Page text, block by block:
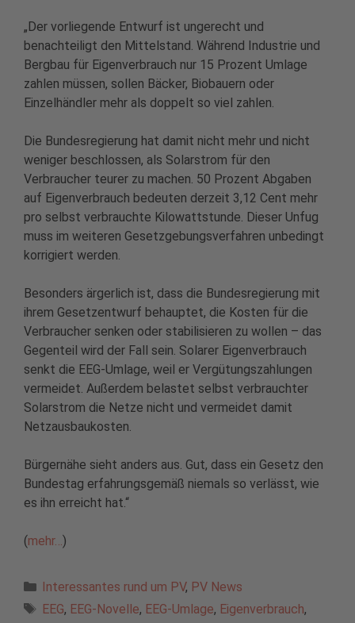
„Der vorliegende Entwurf ist ungerecht und
benachteiligt den Mittelstand. Während Industrie und
Bergbau für Eigenverbrauch nur 15 Prozent Umlage
zahlen müssen, sollen Bäcker, Biobauern oder
Einzelhändler mehr als doppelt so viel zahlen.
Die Bundesregierung hat damit nicht mehr und nicht
weniger beschlossen, als Solarstrom für den
Verbraucher teurer zu machen. 50 Prozent Abgaben
auf Eigenverbrauch bedeuten derzeit 3,12 Cent mehr
pro selbst verbrauchte Kilowattstunde. Dieser Unfug
muss im weiteren Gesetzgebungsverfahren unbedingt
korrigiert werden.
Besonders ärgerlich ist, dass die Bundesregierung mit
ihrem Gesetzentwurf behauptet, die Kosten für die
Verbraucher senken oder stabilisieren zu wollen – das
Gegenteil wird der Fall sein. Solarer Eigenverbrauch
senkt die EEG-Umlage, weil er Vergütungszahlungen
vermeidet. Außerdem belastet selbst verbrauchter
Solarstrom die Netze nicht und vermeidet damit
Netzausbaukosten.
Bürgernähe sieht anders aus. Gut, dass ein Gesetz den
Bundestag erfahrungsgemäß niemals so verlässt, wie
es ihn erreicht hat.“
(mehr…)
Kategorien
Interessantes rund um PV, PV News
Schlagwörter
EEG, EEG-Novelle, EEG-Umlage, Eigenverbrauch,